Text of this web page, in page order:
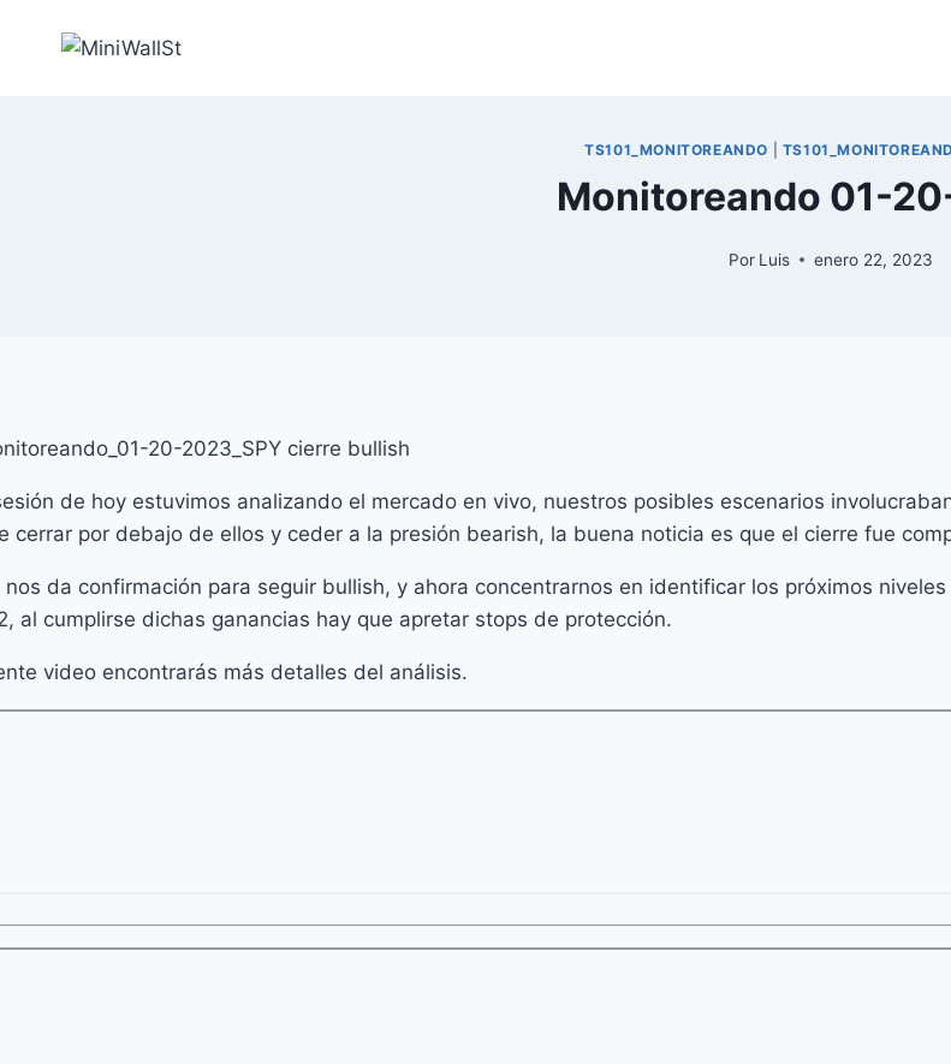
TS101_MONITOREANDO
Monitoreando 01-
Por Luis enero 22, 2023
de hoy estuvimos analizando el mercado en vivo, nuestros posibles escenarios
cerrar por debajo de ellos y ceder a la presión bearish, la buena noticia es que el cierre fue
nos da confirmación para seguir bullish, y ahora concentrarnos en identificar los próximos
al cumplirse dichas ganancias hay que apretar stops de protección.
video encontrarás más detalles del análisis.